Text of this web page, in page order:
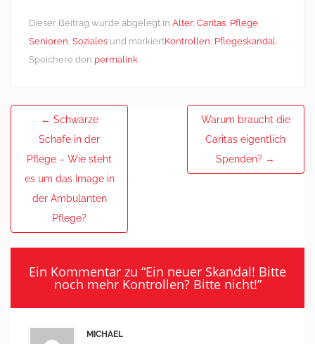
Dieser Beitrag wurde abgelegt in Alter, Caritas, Pflege,
Senioren, Soziales und markiertKontrollen, Pflegeskandal.
Speichere den permalink.
Post
navigation
← Schwarze
Schafe in der
Pflege – Wie steht
es um das Image in
der Ambulanten
Pflege?
Warum braucht die
Caritas eigentlich
Spenden? →
Ein Kommentar zu “Ein neuer Skandal! Bitte
noch mehr Kontrollen? Bitte nicht!”
MICHAEL